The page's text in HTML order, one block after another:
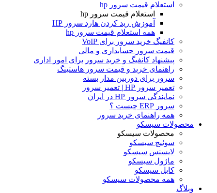
استعلام قیمت سرور hp
استعلام قیمت سرور hp
آموزش ريد كردن هارد سرور HP
همه استعلام قیمت سرور hp
کانفیگ خرید سرور برای VoIP
قیمت سرور حسابداری و مالی
پیشنهاد کانفیگ و خرید سرور برای امور اداری
راهنمای خرید و قیمت سرور هاستینگ
سرور برای دوربین مدار بسته
تعمیر سرور HP | تعمیر سرور
نمایندگی سرور HP در ایران
سرور ERP چیست ؟
همه راهنمای خرید سرور
محصولات سیسکو
محصولات سیسکو
سوئیچ سیسکو
لایسنس سیسکو
ماژول سیسکو
کابل سیسکو
همه محصولات سیسکو
وبلاگ